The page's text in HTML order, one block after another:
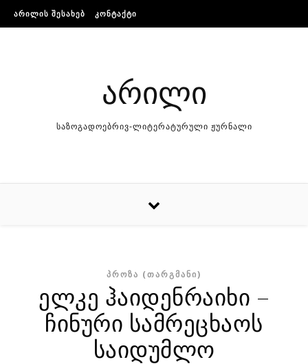
Skip to content
ᲐᲠᲘᲚᲘᲡ ᲨᲔᲡᲐᲮᲔᲑ ᲙᲝᲜᲢᲐᲥᲢᲘ
არილი
საზოგადოებრივ-ლიტერატურული ჟურნალი
ᲞᲠᲝᲖᲐ (ᲗᲐᲠᲒᲛᲐᲜᲘ)
ელკე ჰაიდენრაიხი –
ჩინური სამრეცხაოს
საიდუმლო